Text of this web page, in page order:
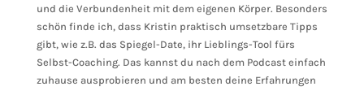
und die Verbundenheit mit dem eigenen Körper. Besonders
schön finde ich, dass Kristin praktisch umsetzbare Tipps
gibt, wie z.B. das Spiegel-Date, ihr Lieblings-Tool fürs
Selbst-Coaching. Das kannst du nach dem Podcast einfach
zuhause ausprobieren und am besten deine Erfahrungen